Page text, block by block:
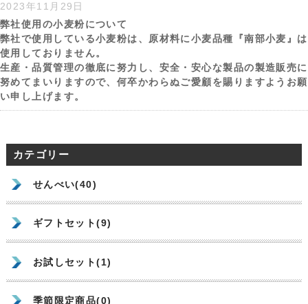
2023年11月29日
弊社使用の小麦粉について
弊社で使用している小麦粉は、原材料に小麦品種『南部小麦』は
使用しておりません。
生産・品質管理の徹底に努力し、安全・安心な製品の製造販売に
努めてまいりますので、何卒かわらぬご愛顧を賜りますようお願
い申し上げます。
カテゴリー
せんべい(40)
ギフトセット(9)
お試しセット(1)
季節限定商品(0)